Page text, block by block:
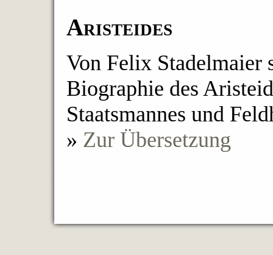
Aristeides
Von Felix Stadelmaier
Biographie des
Staatsmannes und
» Zur Übersetzung